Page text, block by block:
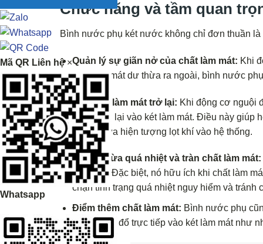
Chức năng và tầm quan
Bình nước phụ két nước không chỉ đơn thuần
Quản lý sự giãn nở của chất làm mát: Khi
chất làm mát dư thừa ra ngoài, bình nước
Hút chất làm mát trở lại: Khi động cơ nguội
dự trữ trở lại vào két làm mát. Điều này giúp
ngăn ngừa hiện tượng lọt khí vào hệ thống.
Ngăn ngừa quá nhiệt và tràn chất làm mát:
động cơ. Đặc biệt, nó hữu ích khi chất làm
chặn tình trạng quá nhiệt nguy hiểm và tránh
Điểm thêm chất làm mát: Bình nước phụ
không nên đổ trực tiếp vào két làm mát như
Mã QR Liên hệ×
Whatsapp